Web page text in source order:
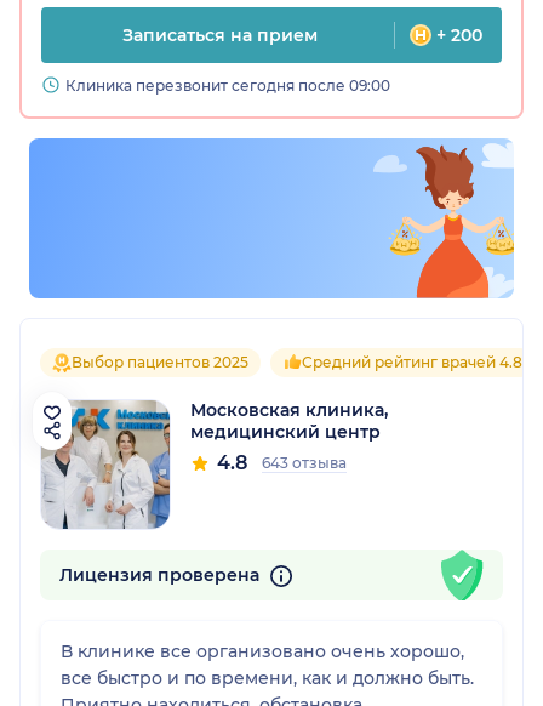
Записаться на прием + 200
Клиника перезвонит сегодня после 09:00
Выбор пациентов 2025 Средний рейтинг врачей 4.8
Московская клиника,
медицинский центр
4.8 643 отзыва
Лицензия проверена
В клинике все организовано очень хорошо,
все быстро и по времени, как и должно быть.